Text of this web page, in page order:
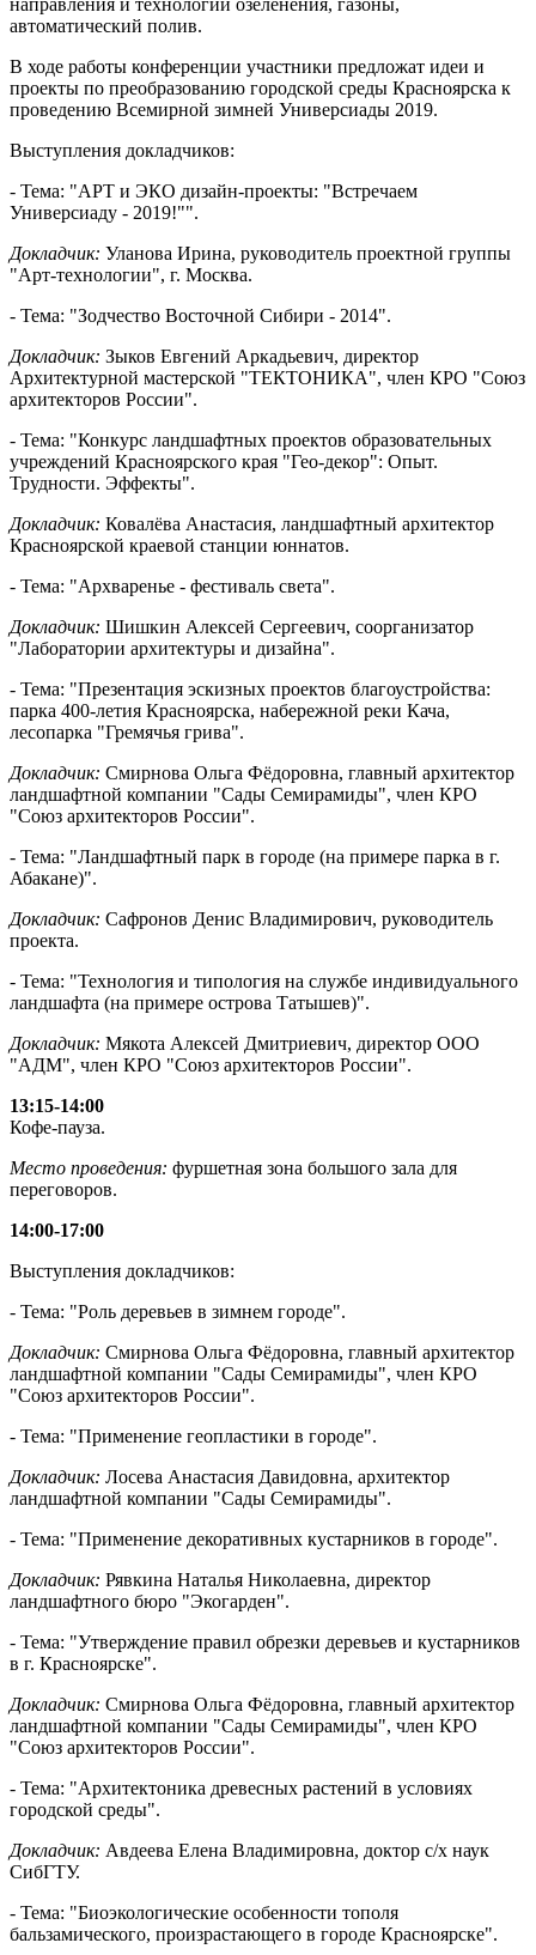
автоматический полив.
В ходе работы конференции участники предложат идеи и
проекты по преобразованию городской среды Красноярска к
проведению Всемирной зимней Универсиады 2019.
Выступления докладчиков:
- Тема: "АРТ и ЭКО дизайн-проекты: "Встречаем
Универсиаду - 2019!"".
Докладчик: Уланова Ирина, руководитель проектной группы
"Арт-технологии", г. Москва.
- Тема: "Зодчество Восточной Сибири - 2014".
Докладчик: Зыков Евгений Аркадьевич, директор
Архитектурной мастерской "ТЕКТОНИКА", член КРО "Союз
архитекторов России".
- Тема: "Конкурс ландшафтных проектов образовательных
учреждений Красноярского края "Гео-декор": Опыт.
Трудности. Эффекты".
Докладчик: Ковалёва Анастасия, ландшафтный архитектор
Красноярской краевой станции юннатов.
- Тема: "Архваренье - фестиваль света".
Докладчик: Шишкин Алексей Сергеевич, соорганизатор
"Лаборатории архитектуры и дизайна".
- Тема: "Презентация эскизных проектов благоустройства:
парка 400-летия Красноярска, набережной реки Кача,
лесопарка "Гремячья грива".
Докладчик: Смирнова Ольга Фёдоровна, главный архитектор
ландшафтной компании "Сады Семирамиды", член КРО
"Союз архитекторов России".
- Тема: "Ландшафтный парк в городе (на примере парка в г.
Абакане)".
Докладчик: Сафронов Денис Владимирович, руководитель
проекта.
- Тема: "Технология и типология на службе индивидуального
ландшафта (на примере острова Татышев)".
Докладчик: Мякота Алексей Дмитриевич, директор ООО
"АДМ", член КРО "Союз архитекторов России".
13:15-14:00
Кофе-пауза.
Место проведения: фуршетная зона большого зала для
переговоров.
14:00-17:00
Выступления докладчиков:
- Тема: "Роль деревьев в зимнем городе".
Докладчик: Смирнова Ольга Фёдоровна, главный архитектор
ландшафтной компании "Сады Семирамиды", член КРО
"Союз архитекторов России".
- Тема: "Применение геопластики в городе".
Докладчик: Лосева Анастасия Давидовна, архитектор
ландшафтной компании "Сады Семирамиды".
- Тема: "Применение декоративных кустарников в городе".
Докладчик: Рявкина Наталья Николаевна, директор
ландшафтного бюро "Экогарден".
- Тема: "Утверждение правил обрезки деревьев и кустарников
в г. Красноярске".
Докладчик: Смирнова Ольга Фёдоровна, главный архитектор
ландшафтной компании "Сады Семирамиды", член КРО
"Союз архитекторов России".
- Тема: "Архитектоника древесных растений в условиях
городской среды".
Докладчик: Авдеева Елена Владимировна, доктор с/х наук
СибГТУ.
- Тема: "Биоэкологические особенности тополя
бальзамического, произрастающего в городе Красноярске".